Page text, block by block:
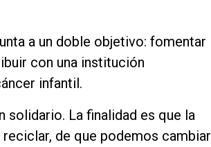
a un doble objetivo: fomentar
con una institución
infantil.
solidario. La finalidad es que la
de que podemos cambiar